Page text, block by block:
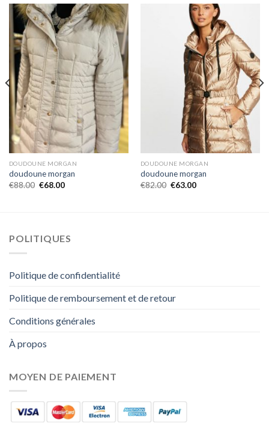
DOUDOUNE MORGAN
doudoune morgan
€88.00 €68.00
DOUDOUNE MORGAN
doudoune morgan
€82.00 €63.00
POLITIQUES
Politique de confidentialité
Politique de remboursement et de retour
Conditions générales
À propos
MOYEN DE PAIEMENT